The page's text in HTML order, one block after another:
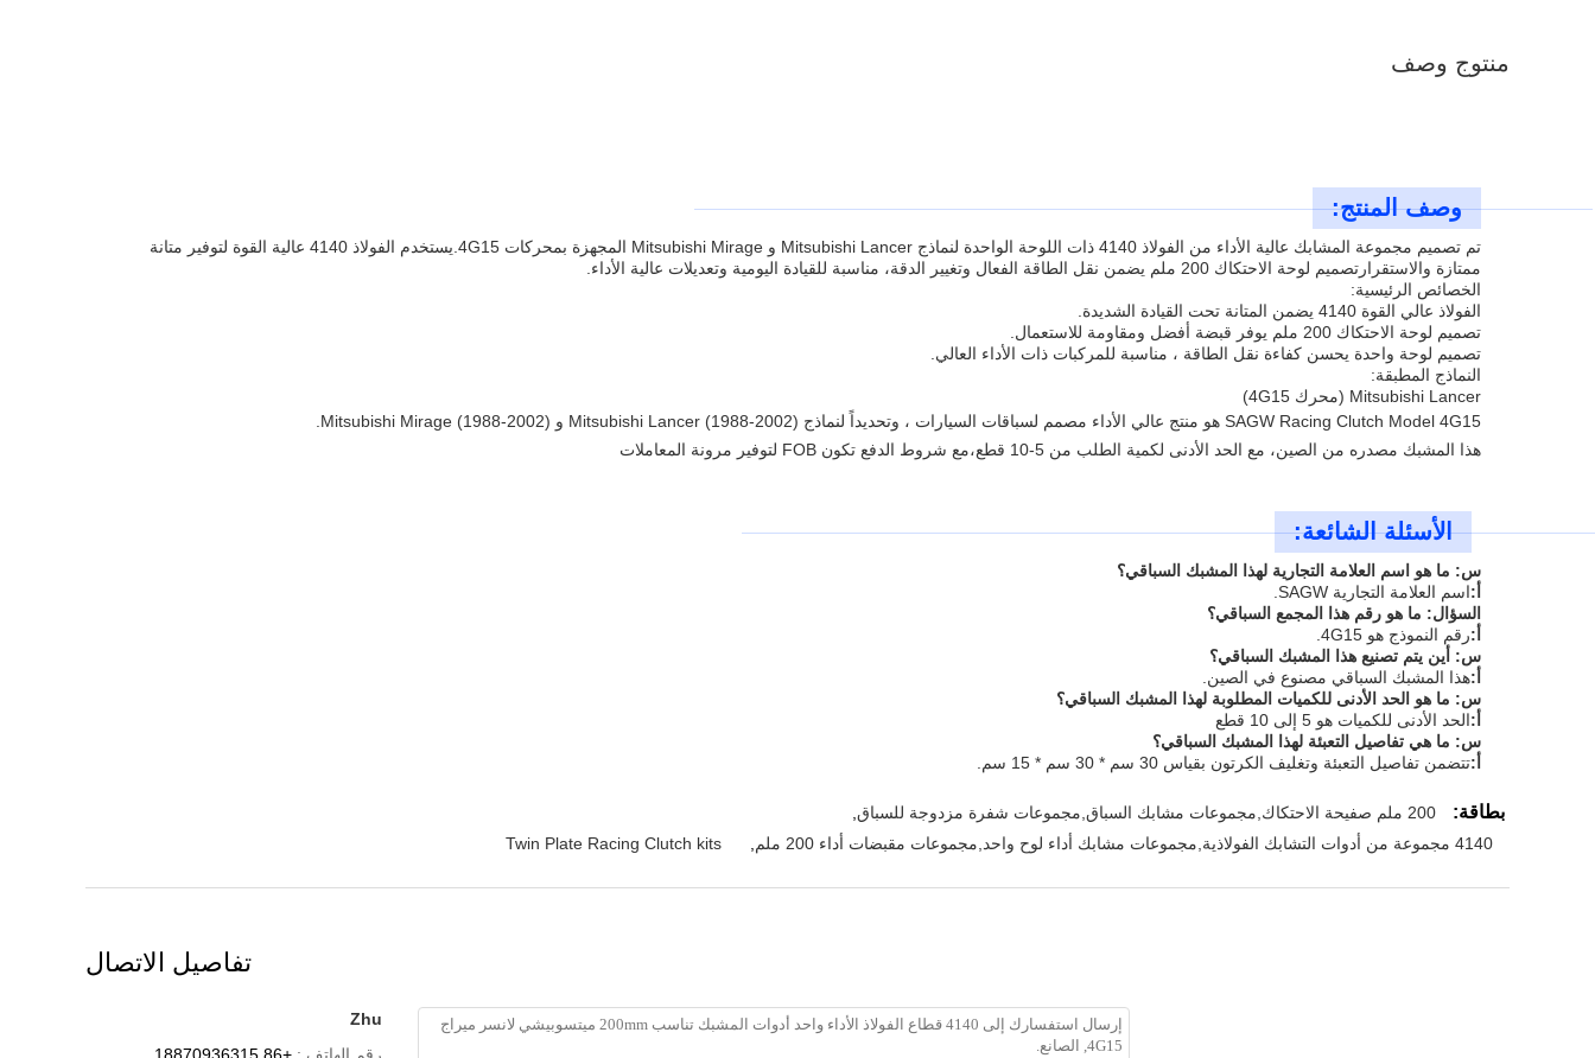
منتوج وصف
وصف المنتج:
تم تصميم مجموعة المشابك عالية الأداء من الفولاذ 4140 ذات اللوحة الواحدة لنماذج Mitsubishi Lancer و Mitsubishi Mirage المجهزة بمحركات 4G15.يستخدم الفولاذ 4140 عالية القوة لتوفير متانة
ممتازة والاستقرارتصميم لوحة الاحتكاك 200 ملم يضمن نقل الطاقة الفعال وتغيير الدقة، مناسبة للقيادة اليومية وتعديلات عالية الأداء.
الخصائص الرئيسية:
الفولاذ عالي القوة 4140 يضمن المتانة تحت القيادة الشديدة.
تصميم لوحة الاحتكاك 200 ملم يوفر قبضة أفضل ومقاومة للاستعمال.
تصميم لوحة واحدة يحسن كفاءة نقل الطاقة ، مناسبة للمركبات ذات الأداء العالي.
النماذج المطبقة:
Mitsubishi Lancer (محرك 4G15)
SAGW Racing Clutch Model 4G15 هو منتج عالي الأداء مصمم لسباقات السيارات ، وتحديداً لنماذج Mitsubishi Lancer (1988-2002) و Mitsubishi Mirage (1988-2002).
هذا المشبك مصدره من الصين، مع الحد الأدنى لكمية الطلب من 5-10 قطع،مع شروط الدفع تكون FOB لتوفير مرونة المعاملات
الأسئلة الشائعة:
س: ما هو اسم العلامة التجارية لهذا المشبك السباقي؟
أ:اسم العلامة التجارية SAGW.
السؤال: ما هو رقم هذا المجمع السباقي؟
أ:رقم النموذج هو 4G15.
س: أين يتم تصنيع هذا المشبك السباقي؟
أ:هذا المشبك السباقي مصنوع في الصين.
س: ما هو الحد الأدنى للكميات المطلوبة لهذا المشبك السباقي؟
أ:الحد الأدنى للكميات هو 5 إلى 10 قطع
س: ما هي تفاصيل التعبئة لهذا المشبك السباقي؟
أ:تتضمن تفاصيل التعبئة وتغليف الكرتون بقياس 30 سم * 30 سم * 15 سم.
بطاقة: 200 ملم صفيحة الاحتكاك,مجموعات مشابك السباق,مجموعات شفرة مزدوجة للسباق
4140 مجموعة من أدوات التشابك الفولاذية,مجموعات مشابك أداء لوح واحد,مجموعات مقبضات أداء 200 ملم
Twin Plate Racing Clutch kits
تفاصيل الاتصال
Zhu